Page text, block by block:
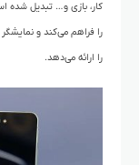
کار، بازی و… تبدیل شده
را ارائه می‌دهد.